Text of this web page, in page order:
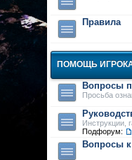
Правила
ПОМОЩЬ
Вопросы
Просьба
Инструкции,
Подфорум:
Вопросы